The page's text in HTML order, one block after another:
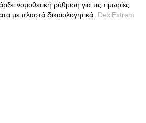
νομοθετική ρύθμιση για τις τιμωρίες
με πλαστά δικαιολογητικά. DexiExtrem